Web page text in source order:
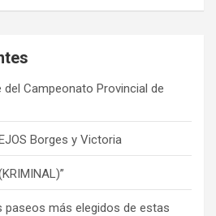
Campeonato Provincial de
Borges y Victoria
paseos más elegidos de estas